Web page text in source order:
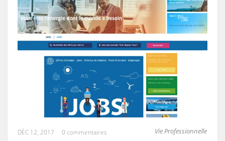
Vie Professionnelle
DÉC 12, 2017 0 commentaires